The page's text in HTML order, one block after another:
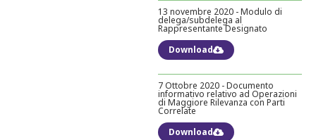
13 novembre 2020 - Modulo di
delega/subdelega al
Rappresentante Designato
Download
7 Ottobre 2020 - Documento
informativo relativo ad Operazioni
di Maggiore Rilevanza con Parti
Correlate
Download